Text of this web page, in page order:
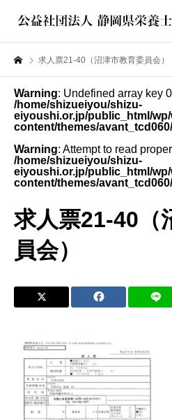
求人票21-40（沼津市教育委員会）
Warning: Undefined array key
/home/shizueiyou/shizu-
eiyoushi.or.jp/public_html/
content/themes/
Warning: Attempt to read
/home/shizueiyou/shizu-
eiyoushi.or.jp/public_html/
content/themes/
求人票21-40（
員会）